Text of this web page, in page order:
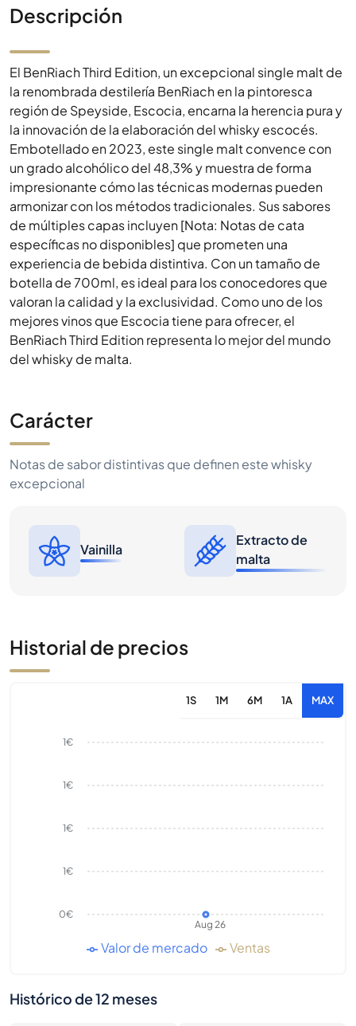
Descripción
El BenRiach Third Edition, un excepcional single malt de
la renombrada destilería BenRiach en la pintoresca
región de Speyside, Escocia, encarna la herencia pura y
la innovación de la elaboración del whisky escocés.
Embotellado en 2023, este single malt convence con
un grado alcohólico del 48,3% y muestra de forma
impresionante cómo las técnicas modernas pueden
armonizar con los métodos tradicionales. Sus sabores
de múltiples capas incluyen [Nota: Notas de cata
específicas no disponibles] que prometen una
experiencia de bebida distintiva. Con un tamaño de
botella de 700ml, es ideal para los conocedores que
valoran la calidad y la exclusividad. Como uno de los
mejores vinos que Escocia tiene para ofrecer, el
BenRiach Third Edition representa lo mejor del mundo
del whisky de malta.
Carácter
Notas de sabor distintivas que definen este whisky
excepcional
Vainilla
Extracto de
malta
Historial de precios
1S 1M 6M 1A MAX
Aug 26
0€
1€
1€
1€
1€
Valor de mercado Ventas
Histórico de 12 meses